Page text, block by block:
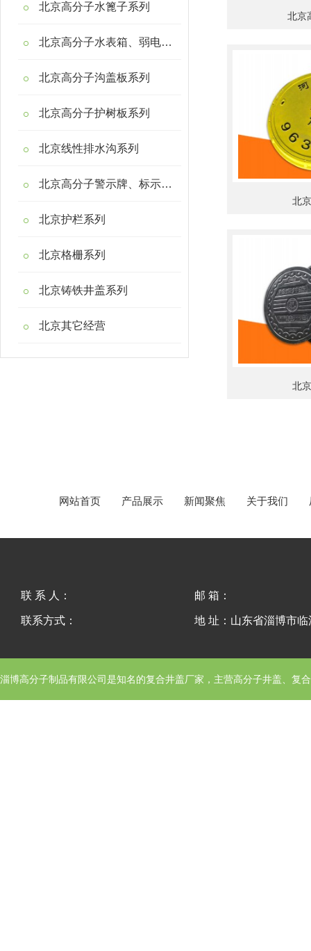
北京高分子水篦子系列
北京高分子水表箱、弱电箱系列
北京高分子沟盖板系列
北京高分子护树板系列
北京线性排水沟系列
北京高分子警示牌、标示桩系列
北京护栏系列
北京格栅系列
北京铸铁井盖系列
北京其它经营
北京
北
北
网站首页 产品展示 新闻聚焦 关于我们
联 系 人：
联系方式：
邮 箱：
地 址：山东省淄博市
淄博高分子制品有限公司是知名的复合井盖厂家，主营高分子井盖、复